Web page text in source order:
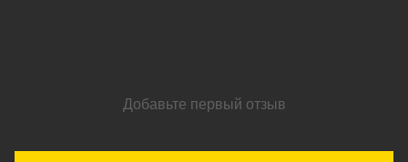
Добавьте первый отзыв